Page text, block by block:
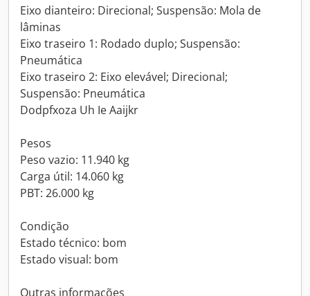
Eixo dianteiro: Direcional; Suspensão: Mola de
lâminas
Eixo traseiro 1: Rodado duplo; Suspensão:
Pneumática
Eixo traseiro 2: Eixo elevável; Direcional;
Suspensão: Pneumática
Dodpfxoza Uh Ie Aaijkr
Pesos
Peso vazio: 11.940 kg
Carga útil: 14.060 kg
PBT: 26.000 kg
Condição
Estado técnico: bom
Estado visual: bom
Outras informações